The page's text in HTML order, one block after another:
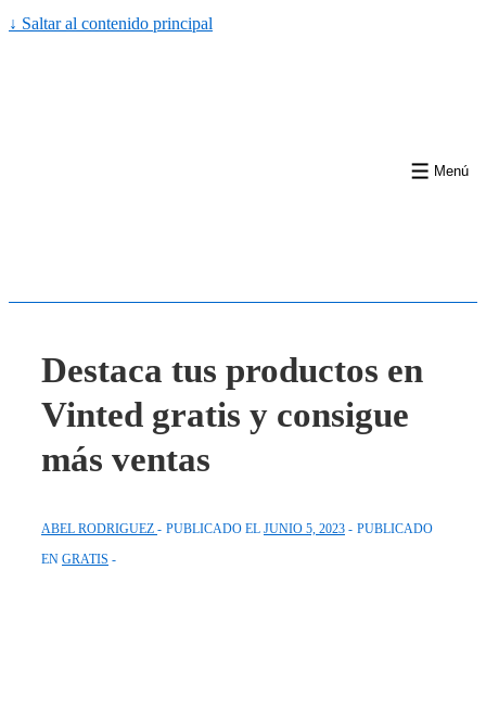
↓ Saltar al contenido principal
Menú
Destaca tus productos en
Vinted gratis y consigue
más ventas
ABEL RODRIGUEZ PUBLICADO EL JUNIO 5, 2023
PUBLICADO
EN GRATIS